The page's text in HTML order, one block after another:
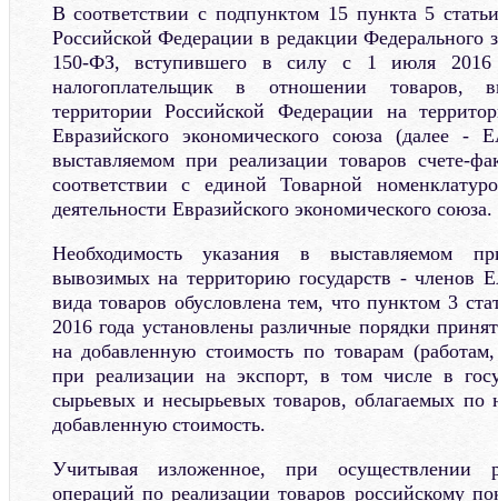
В соответствии с подпунктом 15 пункта 5
Российской Федерации в редакции Федерального
150-ФЗ, вступившего в силу с 1 июля 2016
налогоплательщик в отношении товаров,
территории Российской Федерации на
Евразийского экономического союза (далее -
выставляемом при реализации товаров счете-
соответствии с единой Товарной
деятельности Евразийского экономического союза.
Необходимость указания в выставляемом
вывозимых на территорию государств - членов
вида товаров обусловлена тем, что пунктом 3
2016 года установлены различные порядки
на добавленную стоимость по товарам
при реализации на экспорт, в том числе в
сырьевых и несырьевых товаров, облагаемых по
добавленную стоимость.
Учитывая изложенное, при осуществлении
операций по реализации товаров российскому